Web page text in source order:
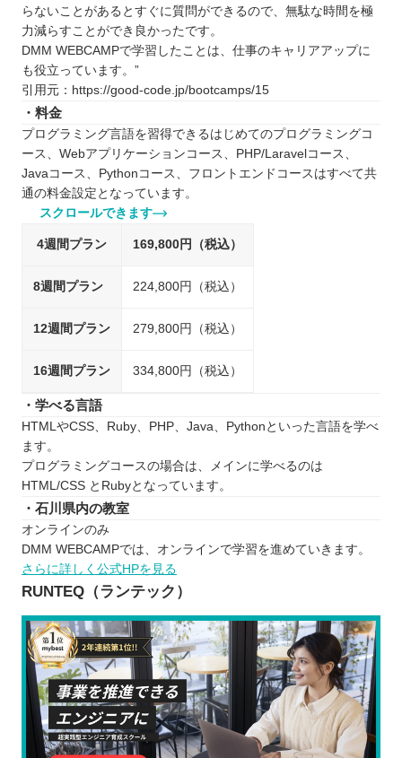
らないことがあるとすぐに質問ができるので、無駄な時間を極
力減らすことができ良かったです。
DMM WEBCAMPで学習したことは、仕事のキャリアアップに
も役立っています。”
引用元：https://good-code.jp/bootcamps/15
・料金
プログラミング言語を習得できるはじめてのプログラミングコ
ース、Webアプリケーションコース、PHP/Laravelコース、
Javaコース、Pythonコース、フロントエンドコースはすべて共
通の料金設定となっています。
スクロールできます
4週間プラン 169,800円（税込）
8週間プラン 224,800円（税込）
12週間プラン 279,800円（税込）
16週間プラン 334,800円（税込）
・学べる言語
HTMLやCSS、Ruby、PHP、Java、Pythonといった言語を学べ
ます。
プログラミングコースの場合は、メインに学べるのは
HTML/CSS とRubyとなっています。
・石川県内の教室
オンラインのみ
DMM WEBCAMPでは、オンラインで学習を進めていきます。
さらに詳しく公式HPを見る
RUNTEQ（ランテック）